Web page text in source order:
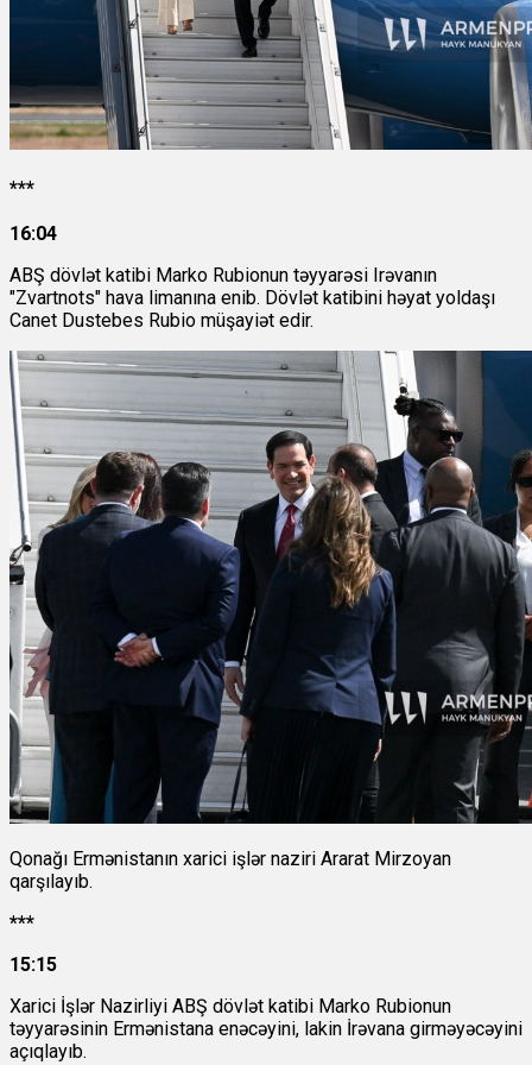
***
16:04
ABŞ dövlət katibi Marko Rubionun təyyarəsi Irəvanın
"Zvartnots" hava limanına enib. Dövlət katibini həyat yoldaşı
Canet Dustebes Rubio müşayiət edir.
Qonağı Ermənistanın xarici işlər naziri Ararat Mirzoyan
qarşılayıb.
***
15:15
Xarici İşlər Nazirliyi ABŞ dövlət katibi Marko Rubionun
təyyarəsinin Ermənistana enəcəyini, lakin İrəvana girməyəcəyini
açıqlayıb.